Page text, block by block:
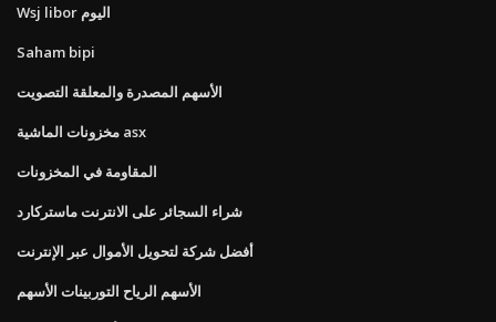
Wsj libor اليوم
Saham bipi
الأسهم المصدرة والمعلقة التصويت
مخزونات الماشية asx
المقاومة في المخزونات
شراء السجائر على الانترنت ماستركارد
أفضل شركة لتحويل الأموال عبر الإنترنت
الأسهم الرياح التوربينات الأسهم